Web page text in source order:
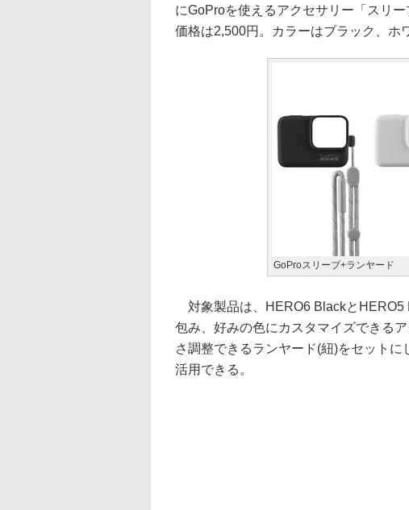
にGoProを使えるアクセサリー「スリ
価格は2,500円。カラーはブラック、ホ
GoProスリーブ+ランヤード
対象製品は、HERO6 BlackとHERO5
包み、好みの色にカスタマイズできる
さ調整できるランヤード(紐)をセット
活用できる。